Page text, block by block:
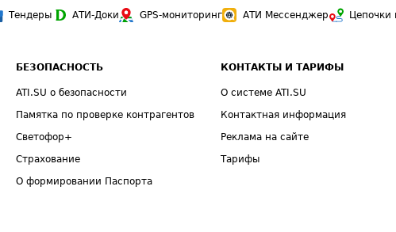
Тендеры АТИ-Доки GPS-мониторинг АТИ Мессенджер Цепочки
БЕЗОПАСНОСТЬ
ATI.SU о безопасности
Памятка по проверке контрагентов
Светофор+
Страхование
О формировании Паспорта
КОНТАКТЫ И ТАРИФЫ
О системе ATI.SU
Контактная информация
Реклама на сайте
Тарифы